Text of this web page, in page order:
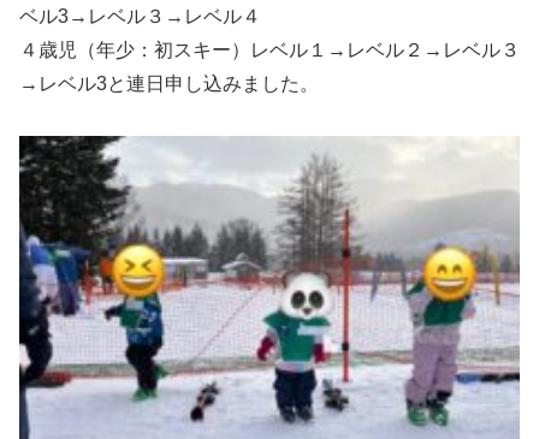
ベル3→レベル３→レベル４
４歳児（年少：初スキー）レベル１→レベル２→レベル３
→レベル3と連日申し込みました。